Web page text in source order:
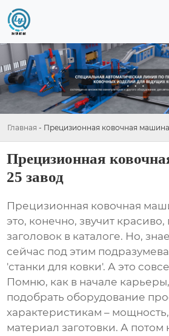
Главная - Прецизионная ковочная машина
Прецизионная
25 завод
Прецизионная ковочная
это, конечно, звучит
заголовок в каталоге. Но,
сейчас под этим
'станки для ковки'. А это
Помню, как в начале
подобрать оборудование
характеристикам –
материал заготовки. А